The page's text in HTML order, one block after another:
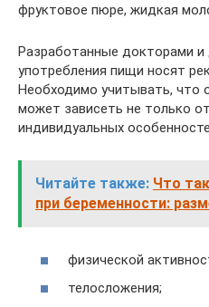
фруктовое пюре, жидкая
Разработанные докторами
употребления пищи носят
Необходимо учитывать,
может зависеть не только
индивидуальных
Читайте также: Что
при беременности:
физической
телосложения;